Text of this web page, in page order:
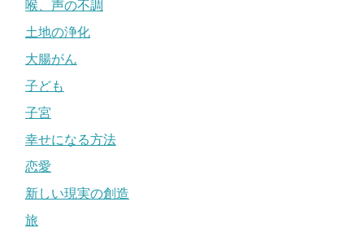
喉、声の不調
土地の浄化
大腸がん
子ども
子宮
幸せになる方法
恋愛
新しい現実の創造
旅